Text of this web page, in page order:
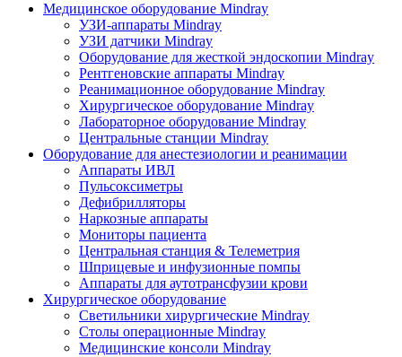
Медицинское оборудование Mindray
УЗИ-аппараты Mindray
УЗИ датчики Mindray
Оборудование для жесткой эндоскопии Mindray
Рентгеновские аппараты Mindray
Реанимационное оборудование Mindray
Хирургическое оборудование Mindray
Лабораторное оборудование Mindray
Центральные станции Mindray
Оборудование для анестезиологии и реанимации
Аппараты ИВЛ
Пульсоксиметры
Дефибрилляторы
Наркозные аппараты
Мониторы пациента
Центральная станция & Телеметрия
Шприцевые и инфузионные помпы
Аппараты для аутотрансфузии крови
Хирургическое оборудование
Светильники хирургические Mindray
Столы операционные Mindray
Медицинские консоли Mindray